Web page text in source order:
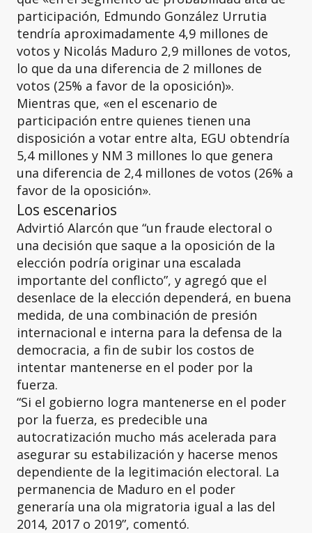
participación, Edmundo González Urrutia
tendría aproximadamente 4,9 millones de
votos y Nicolás Maduro 2,9 millones de votos,
lo que da una diferencia de 2 millones de
votos (25% a favor de la oposición)».
Mientras que, «en el escenario de
participación entre quienes tienen una
disposición a votar entre alta, EGU obtendría
5,4 millones y NM 3 millones lo que genera
una diferencia de 2,4 millones de votos (26% a
favor de la oposición».
Los escenarios
Advirtió Alarcón que “un fraude electoral o
una decisión que saque a la oposición de la
elección podría originar una escalada
importante del conflicto”, y agregó que el
desenlace de la elección dependerá, en buena
medida, de una combinación de presión
internacional e interna para la defensa de la
democracia, a fin de subir los costos de
intentar mantenerse en el poder por la
fuerza.
“Si el gobierno logra mantenerse en el poder
por la fuerza, es predecible una
autocratización mucho más acelerada para
asegurar su estabilización y hacerse menos
dependiente de la legitimación electoral. La
permanencia de Maduro en el poder
generaría una ola migratoria igual a las del
2014, 2017 o 2019”, comentó.